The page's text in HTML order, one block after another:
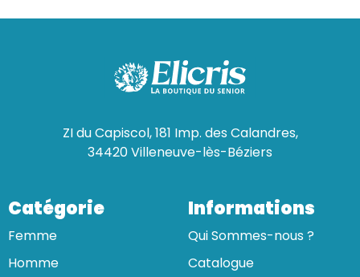
ZI du Capiscol, 181 Imp. des Calandres,
34420 Villeneuve-lès-Béziers
Catégorie
Femme
Homme
Informations
Qui Sommes-nous ?
Catalogue